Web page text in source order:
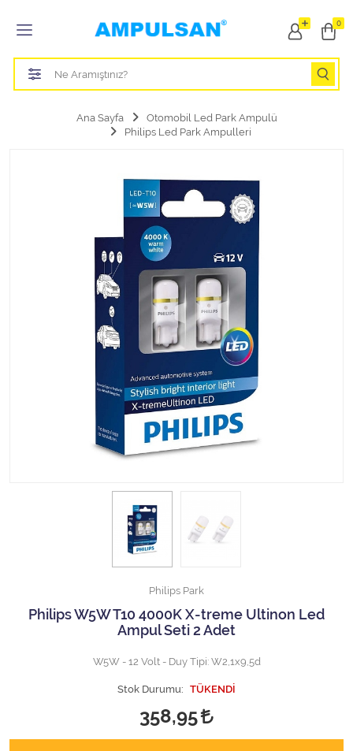
0
Tüm Kategoriler
Led Aydınlatma Ampulü
Otomobil Halojen Far Ampulü
Otomobil Led Far Ampulü
Otomobil Halojen Park Ampulü
Otomobil Led Park Ampulü
Otomobil Gösterge Ampulü
Motosiklet Halojen Far Ampulü
Kamyon Halojen Far Ampulü
Kamyon Gösterge Ampulü
Ana Sayfa
Otomobil Led Park Ampulü
Philips Led Park Ampulleri
Philips Park
Philips W5W T10 4000K X-treme Ultinon Led
Ampul Seti 2 Adet
W5W - 12 Volt - Duy Tipi: W2,1x9,5d
Stok Durumu: TÜKENDİ
358,95